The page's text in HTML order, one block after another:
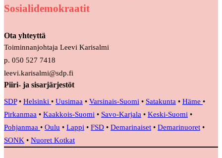
Sosialidemokraatit
Ota yhteyttä
Toiminnanjohtaja Leevi Karisalmi
p. 050 527 7418
leevi.karisalmi@sdp.fi
Piiri- ja sisarjärjestöt
SDP• Helsinki • Uusimaa • Varsinais-Suomi • Satakunta • Häme •
Pirkanmaa • Kaakkois-Suomi • Savo-Karjala • Keski-Suomi •
Pohjanmaa • Oulu • Lappi • FSD • Demarinaiset • Demarinuoret •
SONK • Nuoret Kotkat